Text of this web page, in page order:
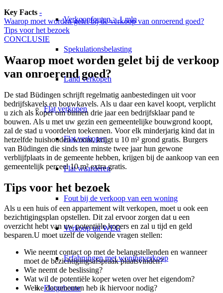
Verkoopfouten > 1 mln
Spekulationsbelasting
Land verkopen
Flatverkopen
Flat verkopen
Flat waarderen
Fout bij de verkoop van een woning
Verkoop uit WEG
Erfahrungen met woningverkoop
Flatgebouw
Key Facts -
Waarop moet worden gelet bij de verkoop van onroerend goed?
Tips voor het bezoek
CONCLUSIE
Waarop moet worden gelet bij de verkoop
van onroerend goed?
De stad Büdingen schrijft regelmatig aanbestedingen uit voor
bedrijfskavels en bouwkavels. Als u daar een kavel koopt, verplicht
u zich als koper om binnen drie jaar een bedrijfsklaar pand te
bouwen. Als u met uw gezin een gemeentelijke bouwgrond koopt,
zal de stad u voordelen toekennen. Voor elk minderjarig kind dat in
hetzelfde huishouden woont, krijgt u 10 m² grond gratis. Burgers
van Büdingen die sinds ten minste twee jaar hun gewone
verblijfplaats in de gemeente hebben, krijgen bij de aankoop van een
gemeentelijk perceel 10 m² extra gratis.
Tips voor het bezoek
Als u een huis of een appartement wilt verkopen, moet u ook een
bezichtigingsplan opstellen. Dit zal ervoor zorgen dat u een
overzicht hebt van uw potentiële kopers en zal u tijd en geld
besparen.U moet uzelf de volgende vragen stellen:
Wie neemt contact op met de belangstellenden en wanneer
moet de bezichtigingsafspraak plaatsvinden?
Wie neemt de beslissing?
Wat wil de potentiële koper weten over het eigendom?
Welke documenten heb ik hiervoor nodig?